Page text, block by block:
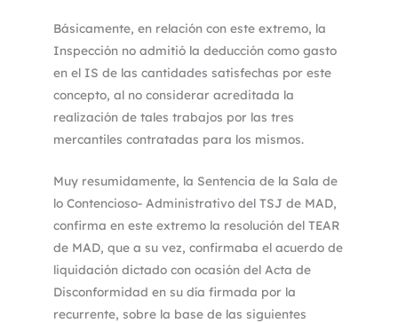
Básicamente, en relación con este extremo, la
Inspección no admitió la deducción como gasto
en el IS de las cantidades satisfechas por este
concepto, al no considerar acreditada la
realización de tales trabajos por las tres
mercantiles contratadas para los mismos.
Muy resumidamente, la Sentencia de la Sala de
lo Contencioso- Administrativo del TSJ de MAD,
confirma en este extremo la resolución del TEAR
de MAD, que a su vez, confirmaba el acuerdo de
liquidación dictado con ocasión del Acta de
Disconformidad en su día firmada por la
recurrente, sobre la base de las siguientes